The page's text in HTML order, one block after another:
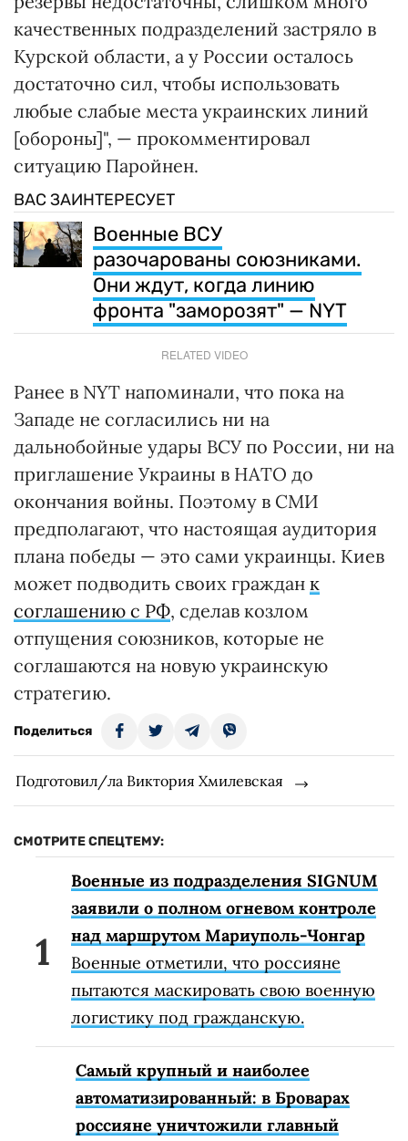
качественных подразделений застряло в
Курской области, а у России осталось
достаточно сил, чтобы использовать
любые слабые места украинских линий
[обороны]", — прокомментировал
ситуацию Паройнен.
ВАС ЗАИНТЕРЕСУЕТ
Военные ВСУ
разочарованы союзниками.
Они ждут, когда линию
фронта "заморозят" — NYT
RELATED VIDEO
Ранее в NYT напоминали, что пока на
Западе не согласились ни на
дальнобойные удары ВСУ по России, ни на
приглашение Украины в НАТО до
окончания войны. Поэтому в СМИ
предполагают, что настоящая аудитория
плана победы — это сами украинцы. Киев
может подводить своих граждан к
соглашению с РФ, сделав козлом
отпущения союзников, которые не
соглашаются на новую украинскую
стратегию.
Поделиться
Подготовил/ла Виктория Хмилевская
СМОТРИТЕ СПЕЦТЕМУ:
Военные из подразделения SIGNUM
заявили о полном огневом контроле
над маршрутом Мариуполь-Чонгар
Военные отметили, что россияне
пытаются маскировать свою военную
логистику под гражданскую.
Самый крупный и наиболее
автоматизированный: в Броварах
россияне уничтожили главный